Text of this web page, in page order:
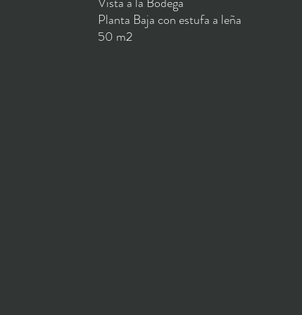
Planta Baja con estufa a leña
50 m2